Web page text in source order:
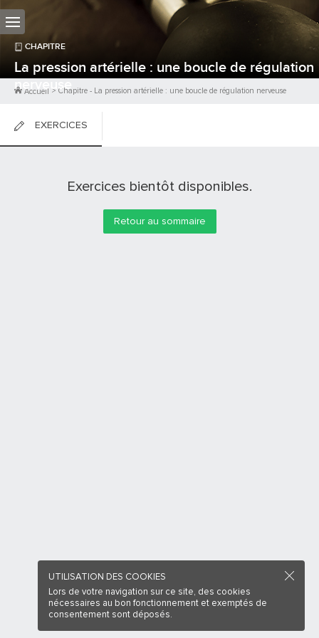
CHAPITRE
La pression artérielle : une boucle de régulation
nerveuse
Accueil > Chapitre - La pression artérielle : une boucle de régulation nerveuse
EXERCICES
Exercices bientôt disponibles.
Retour au sommaire
UTILISATION DES COOKIES
Lors de votre navigation sur ce site, des cookies
nécessaires au bon fonctionnement et exemptés de
consentement sont déposés.